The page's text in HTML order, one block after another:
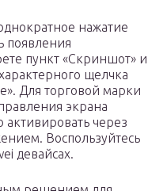
нажатие
появления
пункт «Скриншот» и
щелчка
Для торговой марки
экрана
через
Воспользуйтесь
девайсах.